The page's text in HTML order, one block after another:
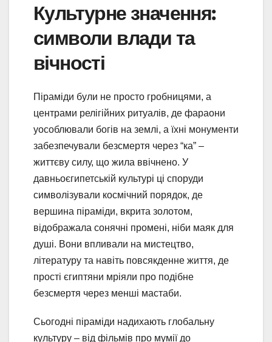
Культурне значення:
символи влади та
вічності
Піраміди були не просто гробницями, а
центрами релігійних ритуалів, де фараони
уособлювали богів на землі, а їхні монументи
забезпечували безсмертя через “ка” –
життєву силу, що жила ввічнено. У
давньоєгипетській культурі ці споруди
символізували космічний порядок, де
вершина піраміди, вкрита золотом,
відображала сонячні промені, ніби маяк для
душі. Вони впливали на мистецтво,
літературу та навіть повсякденне життя, де
прості єгиптяни мріяли про подібне
безсмертя через менші мастаби.
Сьогодні піраміди надихають глобальну
культуру – від фільмів про мумії до